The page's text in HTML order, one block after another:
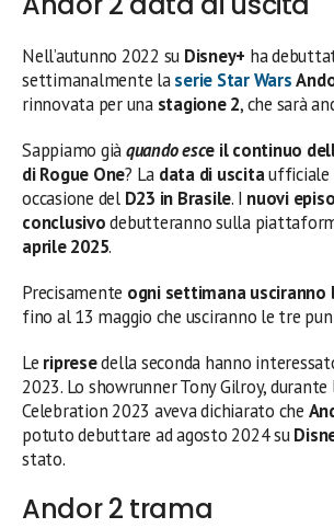
Nell’autunno 2022 su Disney+ ha
settimanalmente laserie Star Wars
rinnovata per una stagione 2, che sarà
Sappiamo giàquando esce il continuo
di Rogue One? La data di uscitaufficiale
occasione del D23 in Brasile. I nuovi
conclusivodebutteranno sulla
aprile 2025.
Precisamente ogni settimana usciranno
fino al 13 maggio che usciranno le tre
Le ripresedella seconda hanno
2023. Lo showrunner Tony Gilroy, durante
Celebration 2023 aveva dichiarato che
potuto debuttare ad agosto 2024 su
stato.
Andor 2 trama